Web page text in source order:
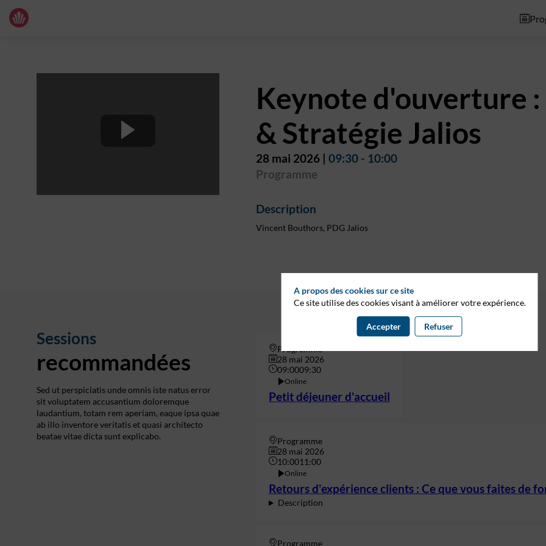
Keynote d'ouverture
& Stratégie Jalios
28 mai 2026 09:30 - 10:00
Programme
Description
Vincent Bouthors, PDG Jalios
Sessions
recommandées
Sed ut perspiciatis unde omnis iste natus error
sit voluptatem accusantium doloremque
laudantium, totam rem aperiam, eaque ipsa quae
ab illo inventore veritatis et quasi architecto
beatae vitae dicta sunt explicabo.
Programme
28 mai 2026
09:0009:30
Online
Petit déjeuner d'accueil
Programme
28 mai 2026
10:0011:00
Online
Retours d'expérience clients : Ce que vous faites de
Description
Programme
A propos des cookies sur ce site
Ce site utilise des cookies visant à améliorer votre expérience.
Accepter Refuser